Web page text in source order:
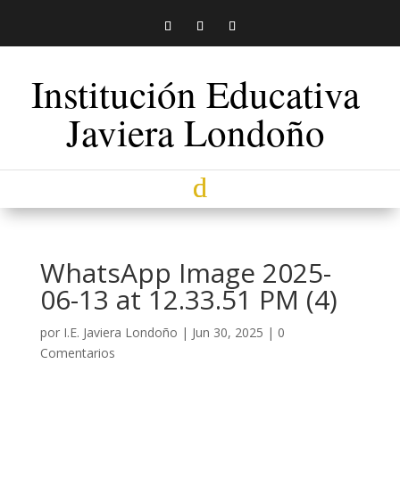
Institución Educativa
Javiera Londoño
WhatsApp Image 2025-
06-13 at 12.33.51 PM (4)
por I.E. Javiera Londoño | Jun 30, 2025 | 0
Comentarios